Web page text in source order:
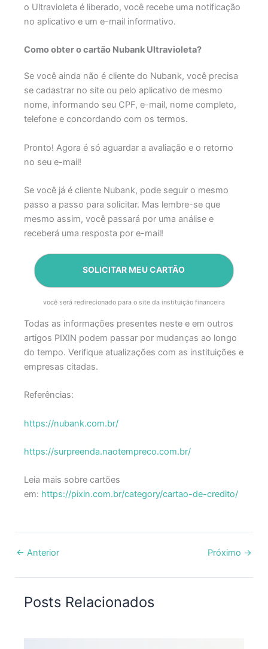
o Ultravioleta é liberado, você recebe uma notificação
no aplicativo e um e-mail informativo.
Como obter o cartão Nubank Ultravioleta?
Se você ainda não é cliente do Nubank, você precisa
se cadastrar no site ou pelo aplicativo de mesmo
nome, informando seu CPF, e-mail, nome completo,
telefone e concordando com os termos.
Pronto! Agora é só aguardar a avaliação e o retorno
no seu e-mail!
Se você já é cliente Nubank, pode seguir o mesmo
passo a passo para solicitar. Mas lembre-se que
mesmo assim, você passará por uma análise e
receberá uma resposta por e-mail!
SOLICITAR MEU CARTÃO
você será redirecionado para o site da instituição financeira
Todas as informações presentes neste e em outros
artigos PIXIN podem passar por mudanças ao longo
do tempo. Verifique atualizações com as instituições e
empresas citadas.
Referências:
https://nubank.com.br/
https://surpreenda.naotempreco.com.br/
Leia mais sobre cartões
em: https://pixin.com.br/category/cartao-de-credito/
← Anterior Próximo →
Posts Relacionados